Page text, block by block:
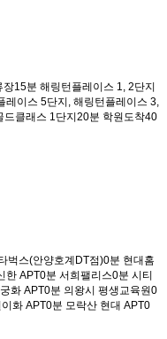
장15분 해링턴플레이스 1, 2단지
레이스 5단지, 해링턴플레이스 3,
클래스 1단지 20분 학원도착40
벅스(안양호계DT점)0분 현대홈
한 APT0분 서희팰리스0분 시티
화 APT0분 의왕시 평생교육원0
화 APT0분 모락산 현대 APT0